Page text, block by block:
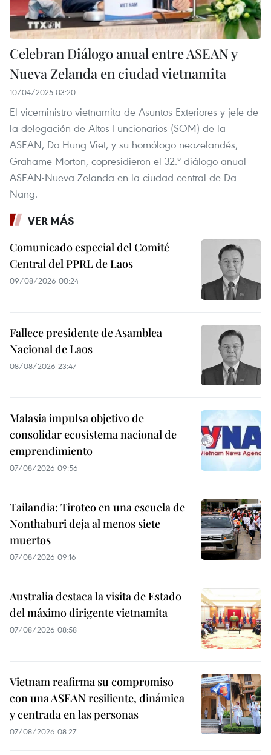
Celebran Diálogo anual entre ASEAN y
Nueva Zelanda en ciudad vietnamita
10/04/2025 03:20
El viceministro vietnamita de Asuntos Exteriores y jefe de
la delegación de Altos Funcionarios (SOM) de la
ASEAN, Do Hung Viet, y su homólogo neozelandés,
Grahame Morton, copresidieron el 32.º diálogo anual
ASEAN-Nueva Zelanda en la ciudad central de Da
Nang.
VER MÁS
Comunicado especial del Comité
Central del PPRL de Laos
09/08/2026 00:24
Fallece presidente de Asamblea
Nacional de Laos
08/08/2026 23:47
Malasia impulsa objetivo de
consolidar ecosistema nacional de
emprendimiento
07/08/2026 09:56
Tailandia: Tiroteo en una escuela de
Nonthaburi deja al menos siete
muertos
07/08/2026 09:16
Australia destaca la visita de Estado
del máximo dirigente vietnamita
07/08/2026 08:58
Vietnam reafirma su compromiso
con una ASEAN resiliente, dinámica
y centrada en las personas
07/08/2026 08:27